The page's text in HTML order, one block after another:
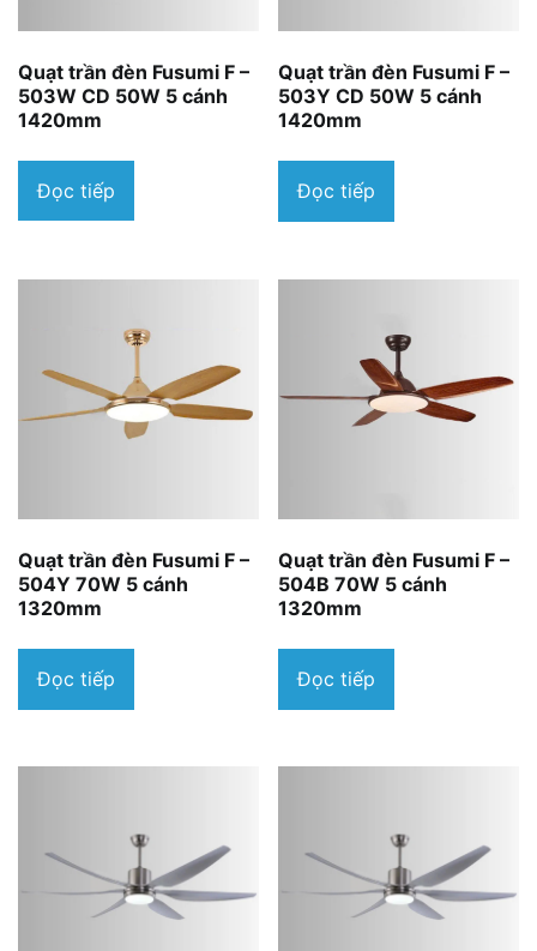
Quạt trần đèn Fusumi F –
503W CD 50W 5 cánh
1420mm
Đọc tiếp
Quạt trần đèn Fusumi F –
503Y CD 50W 5 cánh
1420mm
Đọc tiếp
Quạt trần đèn Fusumi F –
504Y 70W 5 cánh
1320mm
Đọc tiếp
Quạt trần đèn Fusumi F –
504B 70W 5 cánh
1320mm
Đọc tiếp